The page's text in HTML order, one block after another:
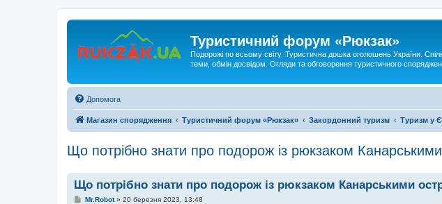
Туристичний форум «Рюкзак»
Подорожі по всьому світу. Туристична дошка оголошень України.
теми, обмін досвідом. Огляди та обговорення туристичного
Допомога
Магазин спорядження Туристичний форум «Рюкзак» Закордонний туризм Туризм у
Що потрібно знати про подорож із рюкзаком
Що потрібно знати про подорож із рюкзаком Канарськими
ПMr.Robot» 20 березня 2023, 13:48